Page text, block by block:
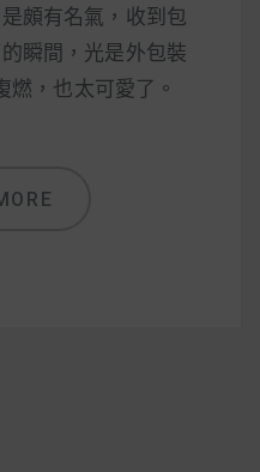
頗有名氣，收到包
瞬間，光是外包裝
燃，也太可愛了。